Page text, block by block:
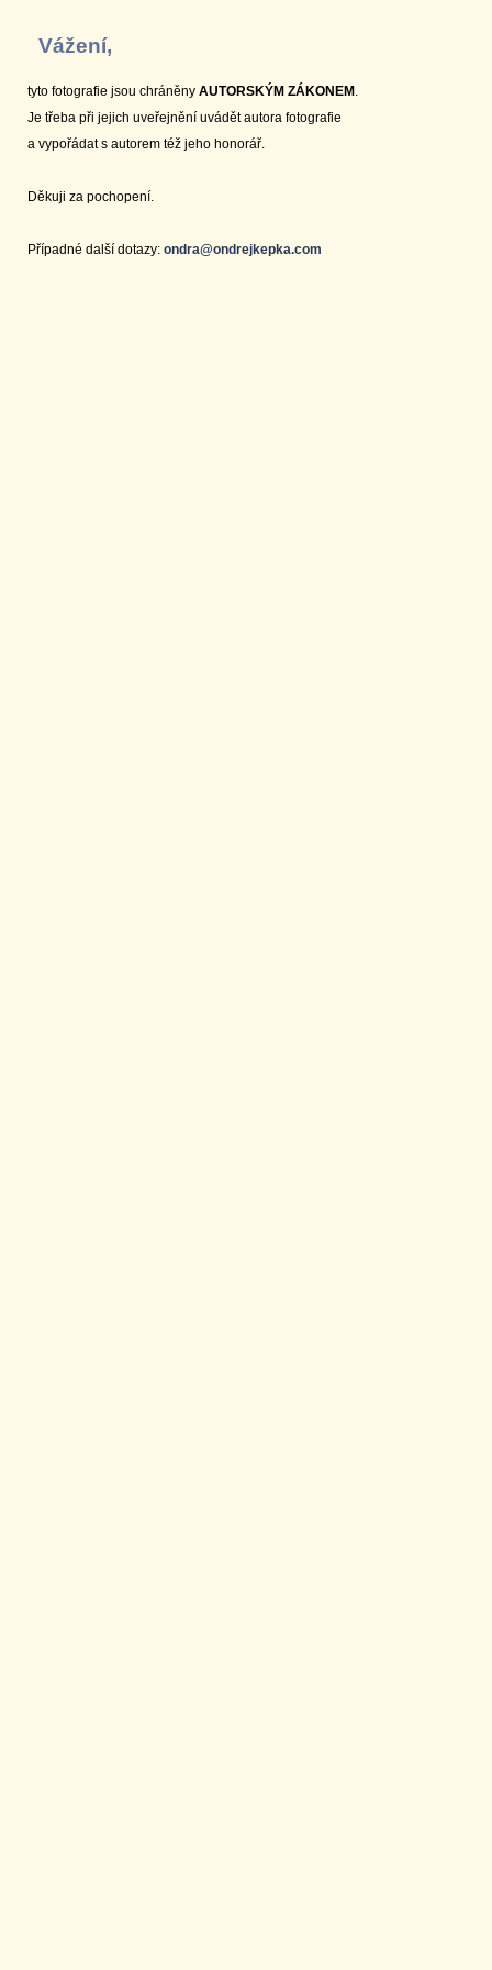
Vážení,
tyto fotografie jsou chráněny AUTORSKÝM ZÁKONEM .
Je třeba při jejich uveřejnění uvádět autora fotografie
a vypořádat s autorem též jeho honorář.
Děkuji za pochopení.
Případné další dotazy: ondra@ondrejkepka.com